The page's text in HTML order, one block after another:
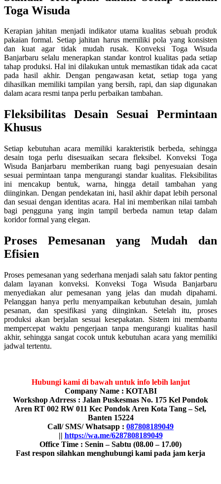
Toga Wisuda
Kerapian jahitan menjadi indikator utama kualitas sebuah produk
pakaian formal. Setiap jahitan harus memiliki pola yang konsisten
dan kuat agar tidak mudah rusak. Konveksi Toga Wisuda
Banjarbaru selalu menerapkan standar kontrol kualitas pada setiap
tahap produksi. Hal ini dilakukan untuk memastikan tidak ada cacat
pada hasil akhir. Dengan pengawasan ketat, setiap toga yang
dihasilkan memiliki tampilan yang bersih, rapi, dan siap digunakan
dalam acara resmi tanpa perlu perbaikan tambahan.
Fleksibilitas Desain Sesuai Permintaan
Khusus
Setiap kebutuhan acara memiliki karakteristik berbeda, sehingga
desain toga perlu disesuaikan secara fleksibel. Konveksi Toga
Wisuda Banjarbaru memberikan ruang bagi penyesuaian desain
sesuai permintaan tanpa mengurangi standar kualitas. Fleksibilitas
ini mencakup bentuk, warna, hingga detail tambahan yang
diinginkan. Dengan pendekatan ini, hasil akhir dapat lebih personal
dan sesuai dengan identitas acara. Hal ini memberikan nilai tambah
bagi pengguna yang ingin tampil berbeda namun tetap dalam
koridor formal yang elegan.
Proses Pemesanan yang Mudah dan
Efisien
Proses pemesanan yang sederhana menjadi salah satu faktor penting
dalam layanan konveksi. Konveksi Toga Wisuda Banjarbaru
menyediakan alur pemesanan yang jelas dan mudah dipahami.
Pelanggan hanya perlu menyampaikan kebutuhan desain, jumlah
pesanan, dan spesifikasi yang diinginkan. Setelah itu, proses
produksi akan berjalan sesuai kesepakatan. Sistem ini membantu
mempercepat waktu pengerjaan tanpa mengurangi kualitas hasil
akhir, sehingga sangat cocok untuk kebutuhan acara yang memiliki
jadwal tertentu.
Hubungi kami di bawah untuk info lebih lanjut
Company Name : KOTABI
Workshop Adrress : Jalan Puskesmas No. 175 Kel Pondok
Aren RT 002 RW 011 Kec Pondok Aren Kota Tang – Sel,
Banten 15224
Call/ SMS/ Whatsapp : 087808189049
|| https://wa.me/6287808189049
Office Time : Senin – Sabtu (08.00 – 17.00)
Fast respon silahkan menghubungi kami pada jam kerja